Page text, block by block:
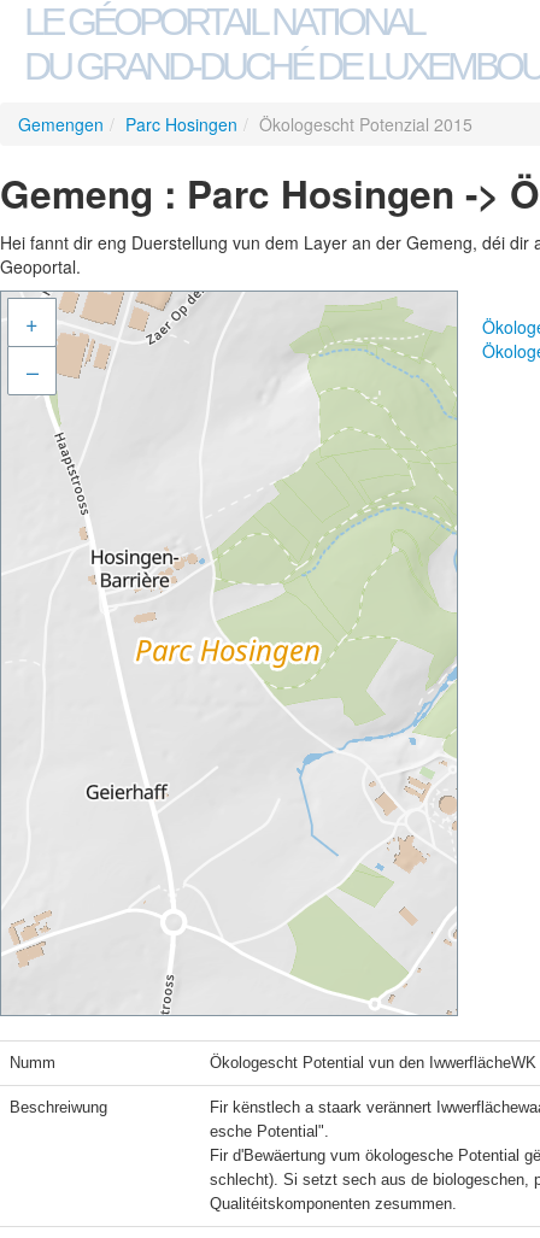
LE GÉOPORTAIL NATIONAL
DU GRAND-DUCHÉ DE
Gemengen / Parc Hosingen / Ökologescht Potenzial 2015
Gemeng : Parc Hosingen ->
Hei fannt dir eng Duerstellung vun dem Layer an der Gemeng, déi
Geoportal.
+
–
Numm Ökologescht Potential vun den IwwerflächeWK
Beschreiwung
Fir kënstlech a staark verännert
esche Potential".
Fir d'Bewäertung vum ökologesche Potential
schlecht). Si setzt sech aus de biologeschen,
Qualitéitskomponenten zesummen.